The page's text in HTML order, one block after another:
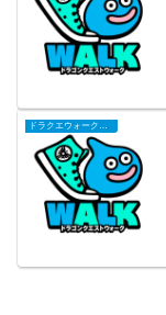
ドラクエウォークまとめ